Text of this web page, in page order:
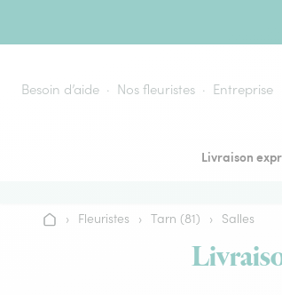
Besoin d’aide Nos fleuristes Entreprise
Livraison
Accueil
› Fleuristes › Tarn (81) › Salles